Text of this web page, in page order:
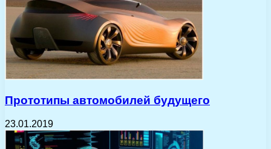
Прототипы автомобилей будущего
23.01.2019